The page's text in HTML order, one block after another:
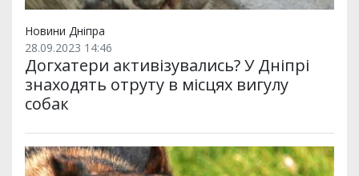
Новини Дніпра
28.09.2023 14:46
Догхатери активізувались? У Дніпрі
знаходять отруту в місцях вигулу
собак